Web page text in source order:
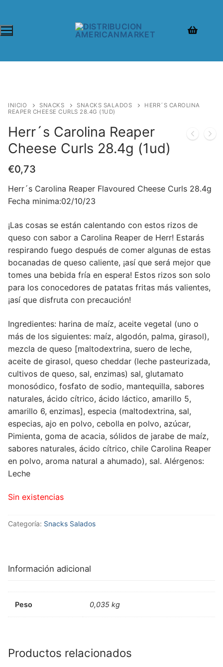
contenido
INICIO SNACKS SNACKS SALADOS
HERR´S CAROLINA
REAPER CHEESE CURLS 28.4G (1UD)
Herr´s Carolina Reaper
Cheese Curls 28.4g (1ud)
€0,73
Herr´s Carolina Reaper Flavoured Cheese Curls 28.4g
Fecha minima:02/10/23
¡Las cosas se están calentando con estos rizos de
queso con sabor a Carolina Reaper de Herr! Estarás
respirando fuego después de comer algunas de estas
bocanadas de queso caliente, ¡así que será mejor que
tomes una bebida fría en espera! Estos rizos son solo
para los conocedores de patatas fritas más valientes,
¡así que disfruta con precaución!
Ingredientes: harina de maíz, aceite vegetal (uno o
más de los siguientes: maíz, algodón, palma, girasol),
mezcla de queso [maltodextrina, suero de leche,
aceite de girasol, queso cheddar (leche pasteurizada,
cultivos de queso, sal, enzimas) sal, glutamato
monosódico, fosfato de sodio, mantequilla, sabores
naturales, ácido cítrico, ácido láctico, amarillo 5,
amarillo 6, enzimas], especia (maltodextrina, sal,
especias, ajo en polvo, cebolla en polvo, azúcar,
Pimienta, goma de acacia, sólidos de jarabe de maíz,
sabores naturales, ácido cítrico, chile Carolina Reaper
en polvo, aroma natural a ahumado), sal. Alérgenos:
Leche
Sin existencias
Categoría: Snacks Salados
Información adicional
Peso 0,035 kg
Productos relacionados